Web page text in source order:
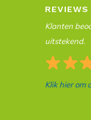
REVIEWS
Klanten
uitstekend.
Klik hier om